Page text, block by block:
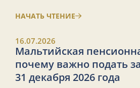
НАЧАТЬ ЧТЕНИЕ
16.07.2026
Мальтийская
почему важно подать
31 декабря 2026 года